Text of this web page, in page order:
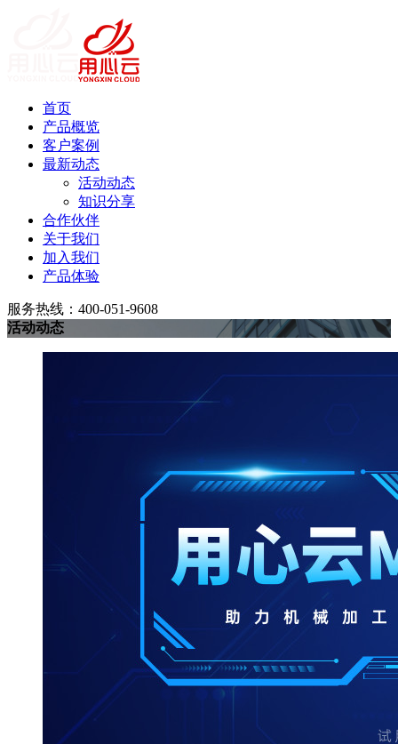
首页
产品概览
客户案例
最新动态
活动动态
知识分享
合作伙伴
关于我们
加入我们
产品体验
服务热线：400-051-9608
活动动态